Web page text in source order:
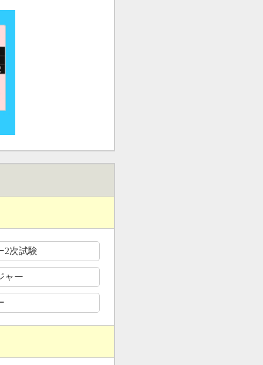
2次試験
ャー